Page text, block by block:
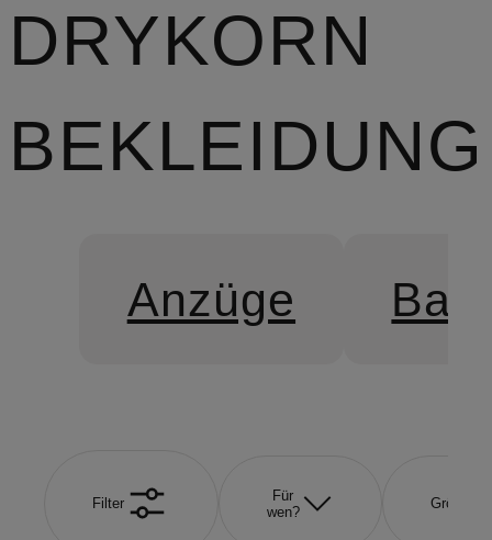
DRYKORN
BEKLEIDUNG
Anzüge
Filter
Für
wen?
Größe